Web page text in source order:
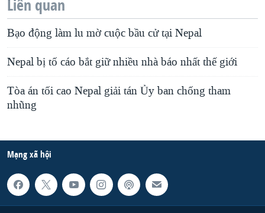
Liên quan
Bạo động làm lu mờ cuộc bầu cử tại Nepal
Nepal bị tố cáo bắt giữ nhiều nhà báo nhất thế giới
Tòa án tối cao Nepal giải tán Ủy ban chống tham
nhũng
Mạng xã hội